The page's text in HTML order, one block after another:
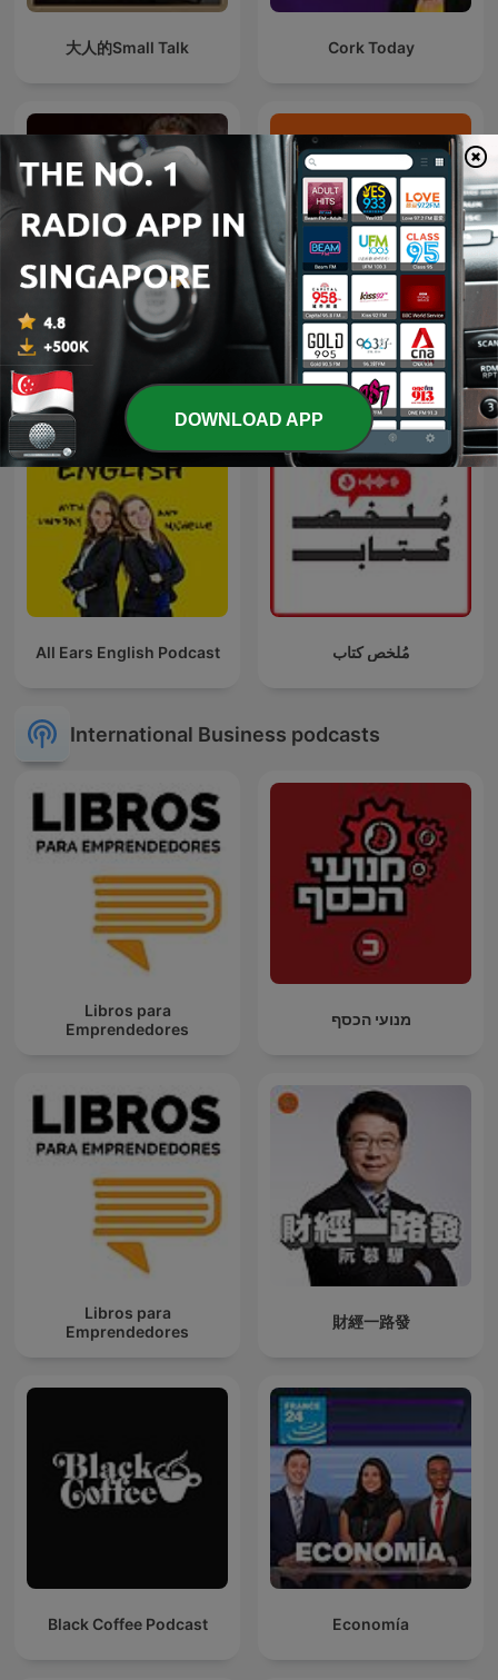
大人的Small Talk Cork Today
El Podcast de Marc Vidal 九八新聞台
All Ears English Podcast مُلخص كتاب
International Business podcasts
Libros para
Emprendedores
מנועי הכסף
Libros para
Emprendedores
財經一路發
Black Coffee Podcast Economía
DOWNLOAD APP